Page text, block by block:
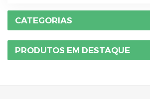
CATEGORIAS
PRODUTOS EM DESTAQUE